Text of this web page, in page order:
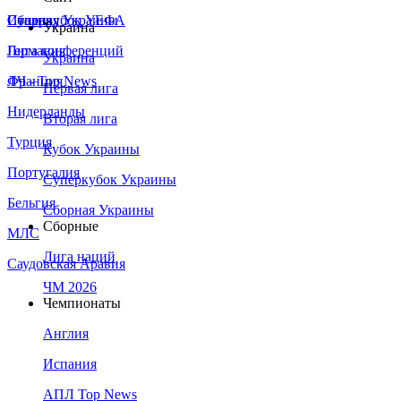
Сборная Украины
Италия
Германия
Франция
Нидерланды
Турция
Португалия
Бельгия
МЛС
Саудовская Аравия
Суперкубок УЕФА
Лига конференций
ЛЧ - Top News
Украина
Украина
Первая лига
Вторая лига
Кубок Украины
Суперкубок Украины
Сборная Украины
Сборные
Лига наций
ЧМ 2026
Чемпионаты
Англия
Испания
АПЛ Top News